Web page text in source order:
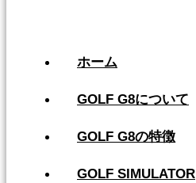
ホーム
GOLF G8について
GOLF G8の特徴​
GOLF SIMULATOR